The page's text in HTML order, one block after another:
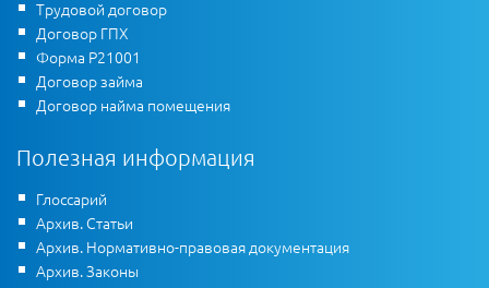
Трудовой договор
Договор ГПХ
Форма Р21001
Договор займа
Договор найма помещения
Полезная информация
Глоссарий
Архив. Статьи
Архив. Нормативно-правовая документация
Архив. Законы